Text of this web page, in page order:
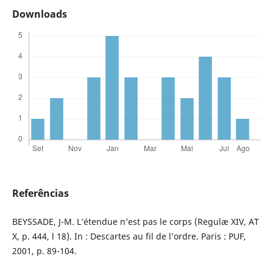
Downloads
Referências
BEYSSADE, J-M. L’étendue n’est pas le corps (Regulæ XIV, AT
X, p. 444, l 18). In : Descartes au fil de l’ordre. Paris : PUF,
2001, p. 89-104.